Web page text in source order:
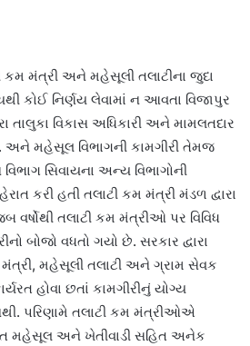
કમ મંત્રી અને મહેસૂલી તલાટીના જુદા
કોઈ નિર્ણય લેવામાં ન આવતા વિજાપુર
તાલુકા વિકાસ અધિકારી અને મામલતદાર
મહેસૂલ વિભાગની કામગીરી તેમજ
સિવાયના અન્ય વિભાગોની
કરી હતી તલાટી કમ મંત્રી મંડળ દ્વારા
તલાટી કમ મંત્રીઓ પર વિવિધ
બોજો વધતો ગયો છે. સરકાર દ્વારા
મંત્રી, મહેસૂલી તલાટી અને ગ્રામ સેવક
હોવા છતાં કામગીરીનું યોગ્ય
પરિણામે તલાટી કમ મંત્રીઓએ
મહેસૂલ અને ખેતીવાડી સહિત અનેક